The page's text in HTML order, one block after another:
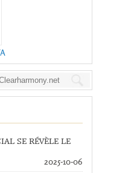
SE RÉVÈLE LE
2025-10-06